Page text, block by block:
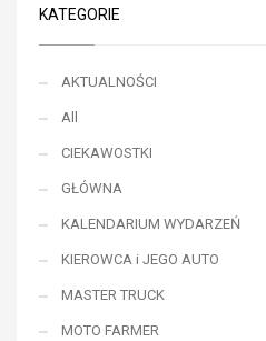
KATEGORIE
AKTUALNOŚCI
All
CIEKAWOSTKI
GŁÓWNA
KALENDARIUM WYDARZEŃ
KIEROWCA i JEGO AUTO
MASTER TRUCK
MOTO FARMER